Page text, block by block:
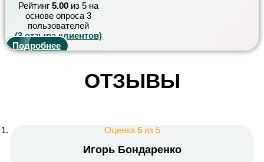
Рейтинг5.00 из 5 на
основе опроса3
пользователей
(3отзыва клиентов)
Подробнее
ОТЗЫВЫ
Оценка 5из 5
Игорь Бондаренко